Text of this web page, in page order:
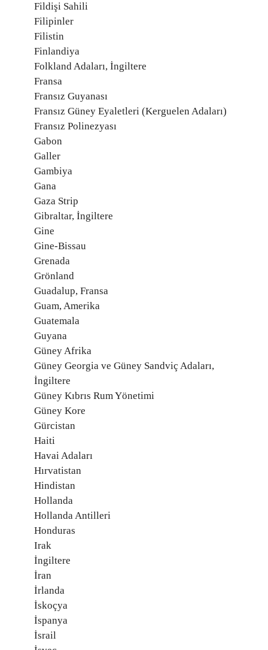
Fildişi Sahili
Filipinler
Filistin
Finlandiya
Folkland Adaları, İngiltere
Fransa
Fransız Guyanası
Fransız Güney Eyaletleri (Kerguelen Adaları)
Fransız Polinezyası
Gabon
Galler
Gambiya
Gana
Gaza Strip
Gibraltar, İngiltere
Gine
Gine-Bissau
Grenada
Grönland
Guadalup, Fransa
Guam, Amerika
Guatemala
Guyana
Güney Afrika
Güney Georgia ve Güney Sandviç Adaları,
İngiltere
Güney Kıbrıs Rum Yönetimi
Güney Kore
Gürcistan
Haiti
Havai Adaları
Hırvatistan
Hindistan
Hollanda
Hollanda Antilleri
Honduras
Irak
İngiltere
İran
İrlanda
İskoçya
İspanya
İsrail